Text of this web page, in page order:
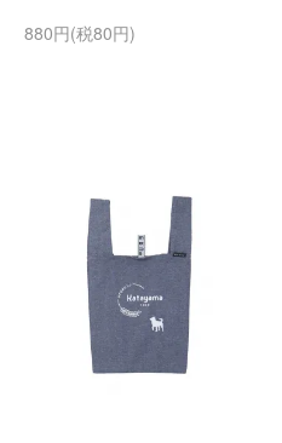
880円(税80円)